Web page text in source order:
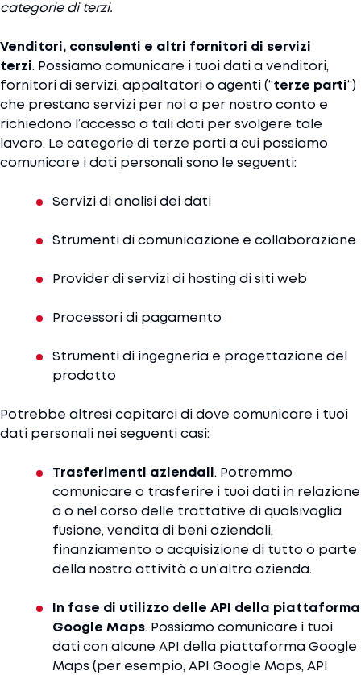
categorie di terzi.
Venditori, consulenti e altri fornitori di servizi
terzi. Possiamo comunicare i tuoi dati a venditori,
fornitori di servizi, appaltatori o agenti (“terze parti“)
che prestano servizi per noi o per nostro conto e
richiedono l’accesso a tali dati per svolgere tale
lavoro. Le categorie di terze parti a cui possiamo
comunicare i dati personali sono le seguenti:
Servizi di analisi dei dati
Strumenti di comunicazione e collaborazione
Provider di servizi di hosting di siti web
Processori di pagamento
Strumenti di ingegneria e progettazione del
prodotto
Potrebbe altresì capitarci di dove comunicare i tuoi
dati personali nei seguenti casi:
Trasferimenti aziendali. Potremmo
comunicare o trasferire i tuoi dati in relazione
a o nel corso delle trattative di qualsivoglia
fusione, vendita di beni aziendali,
finanziamento o acquisizione di tutto o parte
della nostra attività a un’altra azienda.
In fase di utilizzo delle API della piattaforma
Google Maps. Possiamo comunicare i tuoi
dati con alcune API della piattaforma Google
Maps (per esempio, API Google Maps, API